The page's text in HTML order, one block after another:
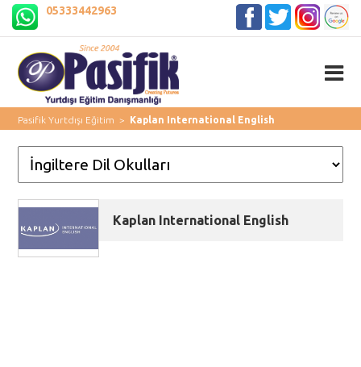
05333442963
Pasifik Yurtdışı Eğitim> Kaplan International English
Kaplan International English